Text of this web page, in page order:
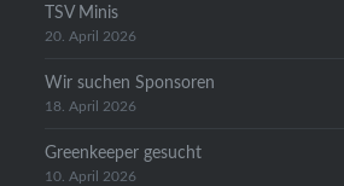
TSV Minis
20. April 2026
Wir suchen Sponsoren
18. April 2026
Greenkeeper gesucht
10. April 2026